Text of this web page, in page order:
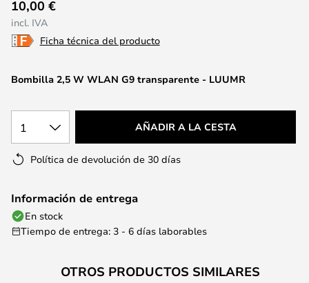
comienzo
de
galería
imágenes
Bombilla 2,5 W WLAN G9 transparente - LUUMR
10,00 €
incl. IVA
Ficha técnica del producto
1 AÑADIR A LA CESTA
Política de devolución de 30 días
Información de entrega
En stock
Tiempo de entrega: 3 - 6 días laborables
OTROS PRODUCTOS SIMILARES